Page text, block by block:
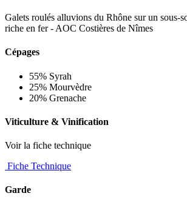
Galets roulés alluvions du Rhône sur un sous-
riche en fer - AOC Costières de Nîmes
Cépages
55% Syrah
25% Mourvèdre
20% Grenache
Viticulture & Vinification
Voir la fiche technique
Fiche Technique
Garde